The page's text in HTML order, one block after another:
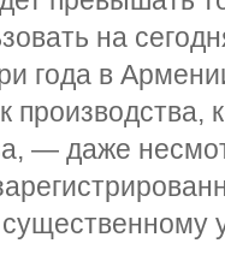
на
года в
производства,
— даже